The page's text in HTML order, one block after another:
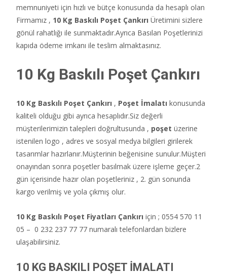
memnuniyeti için hızlı ve bütçe konusunda da hesaplı olan
Firmamız , 10 Kg Baskılı Poşet Çankırı Üretimini sizlere
gönül rahatlığı ile sunmaktadır.Ayrıca Basılan Poşetlerinizi
kapıda ödeme imkanı ile teslim almaktasınız.
10 Kg Baskılı Poşet Çankırı
10 Kg Baskılı Poşet Çankırı , Poşet İmalatı konusunda
kaliteli olduğu gibi ayrıca hesaplıdır.Siz değerli
müşterilerimizin talepleri doğrultusunda , poşet üzerine
istenilen logo , adres ve sosyal medya bilgileri girilerek
tasarımlar hazırlanır.Müşterinin beğenisine sunulur.Müşteri
onayından sonra poşetler basılmak üzere işleme geçer.2
gün içerisinde hazır olan poşetleriniz , 2. gün sonunda
kargo verilmiş ve yola çıkmış olur.
10 Kg Baskılı Poşet Fiyatları Çankırı için ; 0554 570 11
05 – 0 232 237 77 77 numaralı telefonlardan bizlere
ulaşabilirsiniz.
10 KG BASKILI POŞET İMALATI